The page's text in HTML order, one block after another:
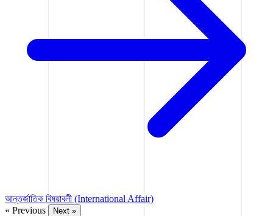
আন্তর্জাতিক বিষয়াবলী (International Affair)
« Previous
Next »